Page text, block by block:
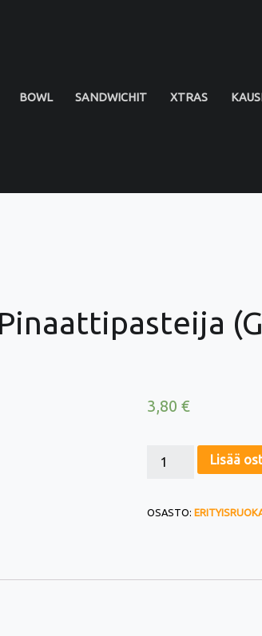
BOWL SANDWICHIT XTRAS
3,80€
Lisää
OSASTO: